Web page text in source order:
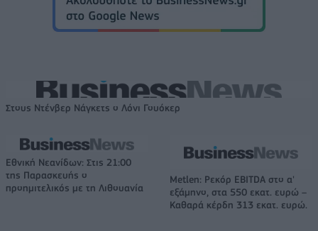
Στους Ντένβερ Νάγκετς ο Λόνι Γουόκερ
Εθνική Νεανίδων: Στις 21:00
της Παρασκευής ο
προημιτελικός με τη Λιθουανία
Metlen: Ρεκόρ EBITDA στο α'
εξάμηνο, στα 550 εκατ. ευρώ –
Καθαρά κέρδη 313 εκατ. ευρώ.